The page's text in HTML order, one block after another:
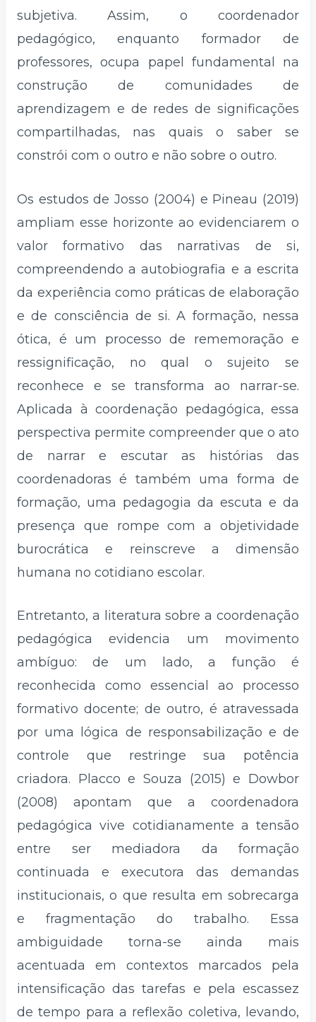
subjetiva. Assim, o coordenador
pedagógico, enquanto formador de
professores, ocupa papel fundamental na
construção de comunidades de
aprendizagem e de redes de significações
compartilhadas, nas quais o saber se
constrói com o outro e não sobre o outro.
Os estudos de Josso (2004) e Pineau (2019)
ampliam esse horizonte ao evidenciarem o
valor formativo das narrativas de si,
compreendendo a autobiografia e a escrita
da experiência como práticas de elaboração
e de consciência de si. A formação, nessa
ótica, é um processo de rememoração e
ressignificação, no qual o sujeito se
reconhece e se transforma ao narrar-se.
Aplicada à coordenação pedagógica, essa
perspectiva permite compreender que o ato
de narrar e escutar as histórias das
coordenadoras é também uma forma de
formação, uma pedagogia da escuta e da
presença que rompe com a objetividade
burocrática e reinscreve a dimensão
humana no cotidiano escolar.
Entretanto, a literatura sobre a coordenação
pedagógica evidencia um movimento
ambíguo: de um lado, a função é
reconhecida como essencial ao processo
formativo docente; de outro, é atravessada
por uma lógica de responsabilização e de
controle que restringe sua potência
criadora. Placco e Souza (2015) e Dowbor
(2008) apontam que a coordenadora
pedagógica vive cotidianamente a tensão
entre ser mediadora da formação
continuada e executora das demandas
institucionais, o que resulta em sobrecarga
e fragmentação do trabalho. Essa
ambiguidade torna-se ainda mais
acentuada em contextos marcados pela
intensificação das tarefas e pela escassez
de tempo para a reflexão coletiva, levando,